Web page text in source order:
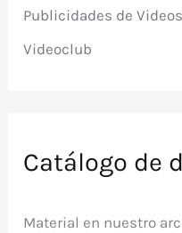
Publicidades de Videos
Videoclub
Catálogo de
Material en nuestro